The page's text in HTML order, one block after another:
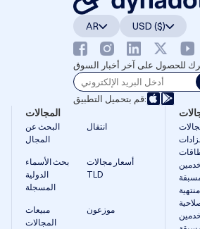
語
한
국
Indonesia
Српски
US Dollar USD ($)
Euro EUR (€)
人民币 CNY (¥)
(C$)
Pesos Mexicanos
MXN (MX$)
British Pound GBP (£)
Real Brasileiro BRL
(R$)
AR USD ($)
للحصول على آخر أخبار السوق
قم بتحميل التطبيق:
المجالات
البحث عن
المجال
انتقال
بحث الأسماء
الدولية
المسجلة
أسعار مجالات
TLD
مبيعات
المجالات
موزعون